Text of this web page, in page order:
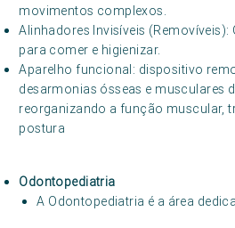
movimentos complexos.
Alinhadores Invisíveis
para comer e higienizar.
Aparelho funcional: dispositivo
desarmonias ósseas e musculares
reorganizando a função muscular,
postura
Odontopediatria
A Odontopediatria é a área